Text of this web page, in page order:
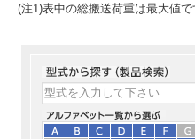
(注1)表中の総搬送荷重は最大値